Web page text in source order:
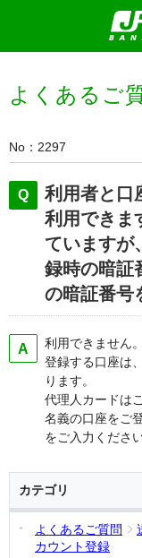
よくあるご
No 2297
利用者と口
利用できま
ていますが
録時の暗証
の暗証番号
利用できません。
登録する口座は
ります。
代理人カードは
名義の口座をご
をご入力ください
カテゴリ
よくあるご質問
カウント登録